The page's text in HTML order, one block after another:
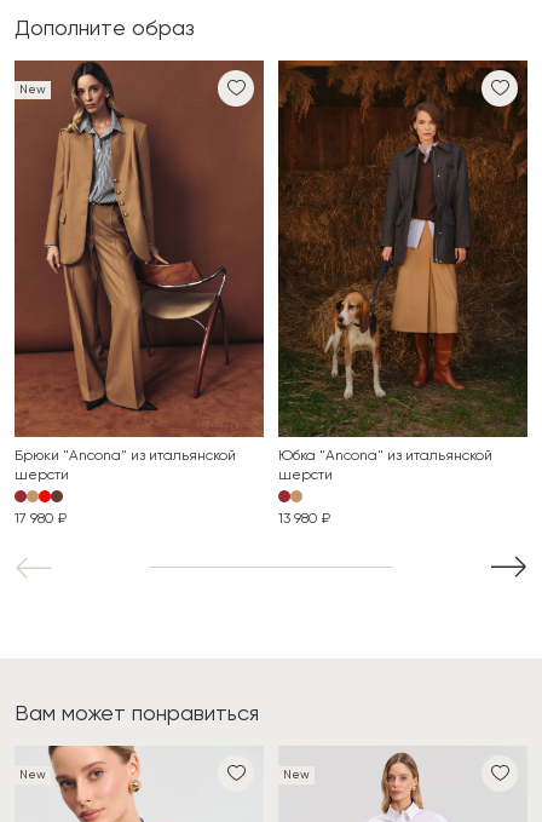
Дополните образ
Брюки "Ancona" из итальянской
шерсти
17 980 ₽
Юбка "Ancona" из итальянской
шерсти
13 980 ₽
Вам может понравиться